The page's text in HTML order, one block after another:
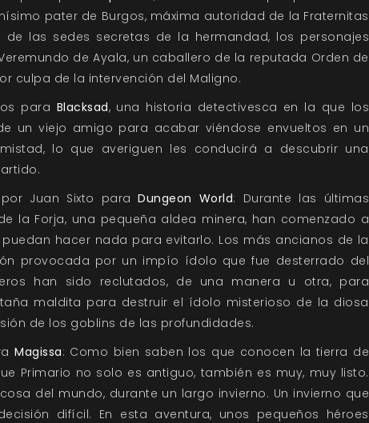
pater de Burgos, máxima autoridad de la Fraternitas
las sedes secretas de la hermandad, los personajes
de Ayala, un caballero de la reputada Orden de
culpa de la intervención del Maligno.
para Blacksad, una historia detectivesca en la que los
un viejo amigo para acabar viéndose envueltos en un
lo que averiguen les conducirá a descubrir una
Juan Sixto para Dungeon World: Durante las últimas
la Forja, una pequeña aldea minera, han comenzado a
hacer nada para evitarlo. Los más ancianos de la
provocada por un impío ídolo que fue desterrado del
han sido reclutados, de una manera u otra, para
maldita para destruir el ídolo misterioso de la diosa
de los goblins de las profundidades.
Magissa: Como bien saben los que conocen la tierra de
Primario no solo es antiguo, también es muy, muy listo.
del mundo, durante un largo invierno. Un invierno que
difícil. En esta aventura, unos pequeños héroes